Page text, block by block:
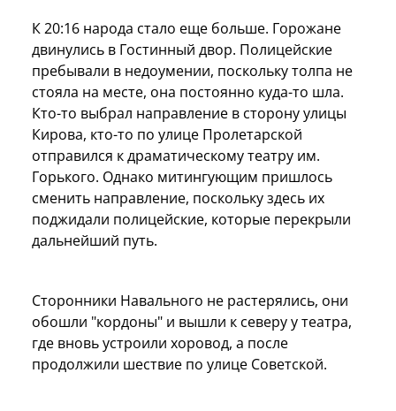
К 20:16 народа стало еще больше. Горожане
двинулись в Гостинный двор. Полицейские
пребывали в недоумении, поскольку толпа не
стояла на месте, она постоянно куда-то шла.
Кто-то выбрал направление в сторону улицы
Кирова, кто-то по улице Пролетарской
отправился к драматическому театру им.
Горького. Однако митингующим пришлось
сменить направление, поскольку здесь их
поджидали полицейские, которые перекрыли
дальнейший путь.
Сторонники Навального не растерялись, они
обошли "кордоны" и вышли к северу у театра,
где вновь устроили хоровод, а после
продолжили шествие по улице Советской.